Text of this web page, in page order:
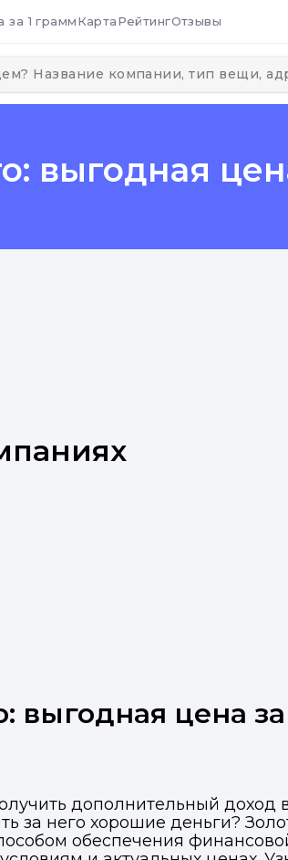
за 1 граммКартаРейтингОтзывы
выгодная
выгодная цена
дополнительный
за него хорошие деньги?
обеспечения